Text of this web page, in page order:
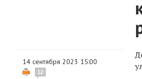
14 сентября 2023 15:00
12